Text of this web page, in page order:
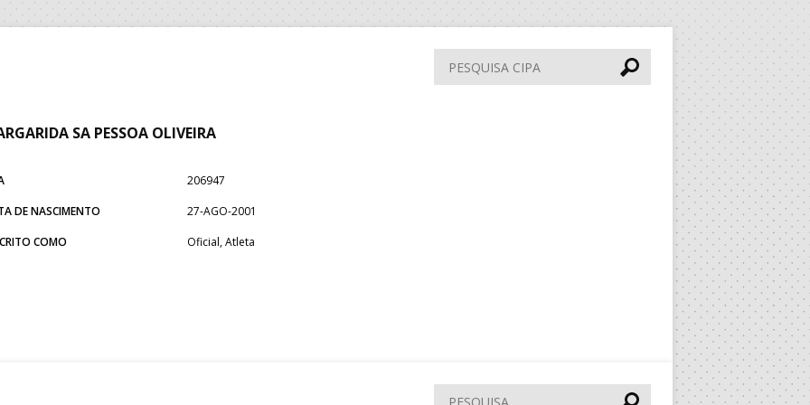
Pesquisa
CIPA
SA PESSOA OLIVEIRA
206947
DE NASCIMENTO
27-AGO-2001
COMO
Oficial, Atleta
Pesquisar